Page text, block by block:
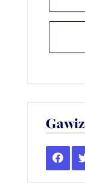
Share
this